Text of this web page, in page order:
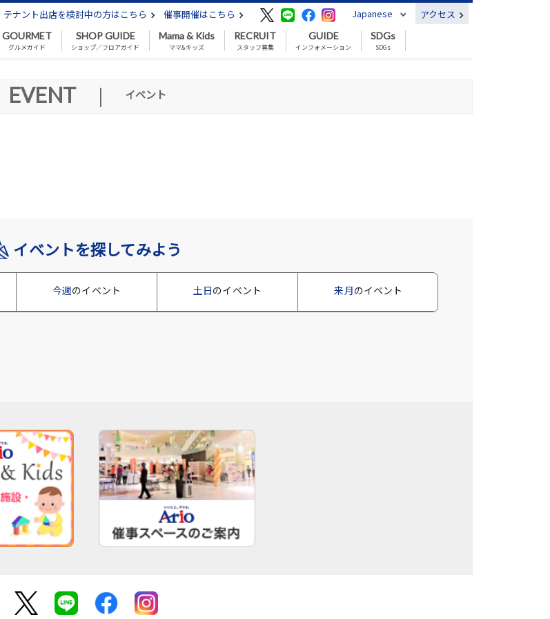
テナント出店を検討中の方はこちら 催事開催はこちら Japanese アクセス
GOURMET
グルメガイド
SHOP GUIDE
ショップ／フロアガイド
Mama & Kids
ママ&キッズ
RECRUIT
スタッフ募集
GUIDE
インフォメーション
SDGs
SDGs
EVENT | イベント
イベントを探してみよう
今週のイベント 土日のイベント 来月のイベント